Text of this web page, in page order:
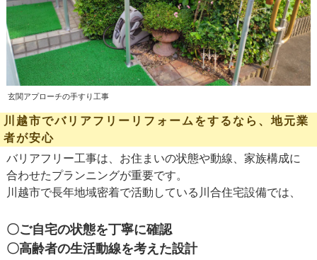
玄関アプローチの手すり工事
川越市でバリアフリーリフォームをするなら、地元業
者が安心
バリアフリー工事は、お住まいの状態や動線、家族構成に
合わせたプランニングが重要です。
川越市で長年地域密着で活動している川合住宅設備では、
〇ご自宅の状態を丁寧に確認
〇高齢者の生活動線を考えた設計